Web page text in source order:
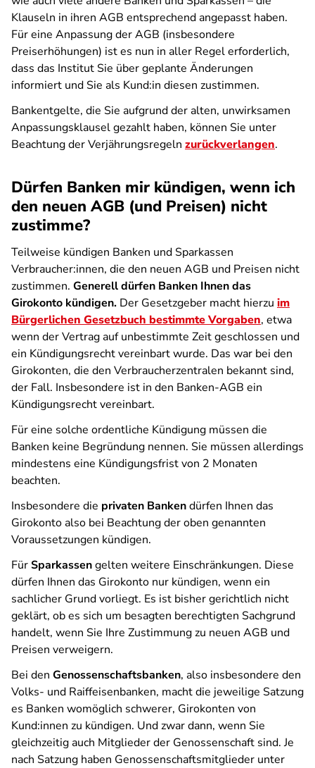
Klauseln in ihren AGB entsprechend angepasst haben.
Für eine Anpassung der AGB (insbesondere
Preiserhöhungen) ist es nun in aller Regel erforderlich,
dass das Institut Sie über geplante Änderungen
informiert und Sie als Kund:in diesen zustimmen.
Bankentgelte, die Sie aufgrund der alten, unwirksamen
Anpassungsklausel gezahlt haben, können Sie unter
Beachtung der Verjährungsregeln zurückverlangen.
Dürfen Banken mir kündigen, wenn ich
den neuen AGB (und Preisen) nicht
zustimme?
Teilweise kündigen Banken und Sparkassen
Verbraucher:innen, die den neuen AGB und Preisen nicht
zustimmen. Generell dürfen Banken Ihnen das
Girokonto kündigen. Der Gesetzgeber macht hierzu im
Bürgerlichen Gesetzbuch bestimmte Vorgaben, etwa
wenn der Vertrag auf unbestimmte Zeit geschlossen und
ein Kündigungsrecht vereinbart wurde. Das war bei den
Girokonten, die den Verbraucherzentralen bekannt sind,
der Fall. Insbesondere ist in den Banken-AGB ein
Kündigungsrecht vereinbart.
Für eine solche ordentliche Kündigung müssen die
Banken keine Begründung nennen. Sie müssen allerdings
mindestens eine Kündigungsfrist von 2 Monaten
beachten.
Insbesondere die privaten Bankendürfen Ihnen das
Girokonto also bei Beachtung der oben genannten
Voraussetzungen kündigen.
FürSparkassengelten weitere Einschränkungen. Diese
dürfen Ihnen das Girokonto nur kündigen, wenn ein
sachlicher Grund vorliegt. Es ist bisher gerichtlich nicht
geklärt, ob es sich um besagten berechtigten Sachgrund
handelt, wenn Sie Ihre Zustimmung zu neuen AGB und
Preisen verweigern.
Bei den Genossenschaftsbanken, also insbesondere den
Volks- und Raiffeisenbanken, macht die jeweilige Satzung
es Banken womöglich schwerer, Girokonten von
Kund:innen zu kündigen. Und zwar dann, wenn Sie
gleichzeitig auch Mitglieder der Genossenschaft sind. Je
nach Satzung haben Genossenschaftsmitglieder unter